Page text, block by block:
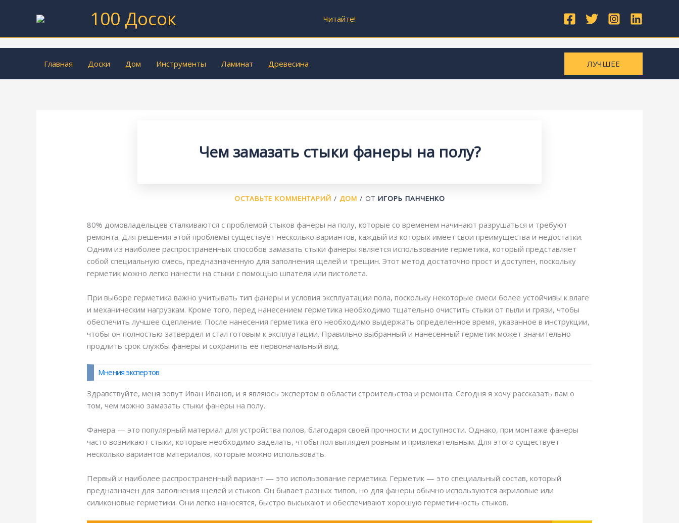
100 Досок Читайте!
Главная Доски Дом Инструменты Ламинат Древесина ЛУЧШЕЕ
Чем замазать стыки фанеры на полу?
ОСТАВЬТЕ КОММЕНТАРИЙ / ДОМ / ОТ ИГОРЬ ПАНЧЕНКО
80% домовладельцев сталкиваются с проблемой стыков фанеры на полу, которые со временем начинают разрушаться и требуют
ремонта. Для решения этой проблемы существует несколько вариантов, каждый из которых имеет свои преимущества и недостатки.
Одним из наиболее распространенных способов замазать стыки фанеры является использование герметика, который представляет
собой специальную смесь, предназначенную для заполнения щелей и трещин. Этот метод достаточно прост и доступен, поскольку
герметик можно легко нанести на стыки с помощью шпателя или пистолета.
При выборе герметика важно учитывать тип фанеры и условия эксплуатации пола, поскольку некоторые смеси более устойчивы к влаге
и механическим нагрузкам. Кроме того, перед нанесением герметика необходимо тщательно очистить стыки от пыли и грязи, чтобы
обеспечить лучшее сцепление. После нанесения герметика его необходимо выдержать определенное время, указанное в инструкции,
чтобы он полностью затвердел и стал готовым к эксплуатации. Правильно выбранный и нанесенный герметик может значительно
продлить срок службы фанеры и сохранить ее первоначальный вид.
Мнения экспертов
Здравствуйте, меня зовут Иван Иванов, и я являюсь экспертом в области строительства и ремонта. Сегодня я хочу рассказать вам о
том, чем можно замазать стыки фанеры на полу.
Фанера — это популярный материал для устройства полов, благодаря своей прочности и доступности. Однако, при монтаже фанеры
часто возникают стыки, которые необходимо заделать, чтобы пол выглядел ровным и привлекательным. Для этого существует
несколько вариантов материалов, которые можно использовать.
Первый и наиболее распространенный вариант — это использование герметика. Герметик — это специальный состав, который
предназначен для заполнения щелей и стыков. Он бывает разных типов, но для фанеры обычно используются акриловые или
силиконовые герметики. Они легко наносятся, быстро высыхают и обеспечивают хорошую герметичность стыков.